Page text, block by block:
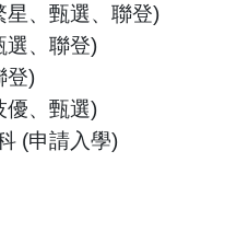
星、甄選、聯登)
選、聯登)
登)
優、甄選)
(申請入學)